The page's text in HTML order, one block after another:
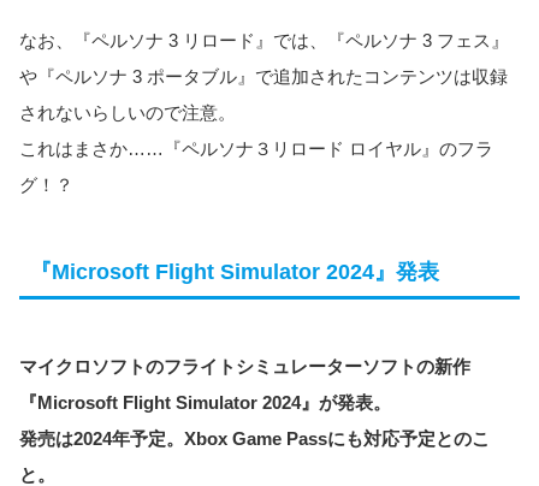
なお、『ペルソナ 3 リロード』では、『ペルソナ 3 フェス』
や『ペルソナ 3 ポータブル』で追加されたコンテンツは収録
されないらしいので注意。
これはまさか……『ペルソナ３リロード ロイヤル』のフラ
グ！？
『Microsoft Flight Simulator 2024』発表
マイクロソフトのフライトシミュレーターソフトの新作
『Microsoft Flight Simulator 2024』が発表。
発売は2024年予定。Xbox Game Passにも対応予定とのこ
と。